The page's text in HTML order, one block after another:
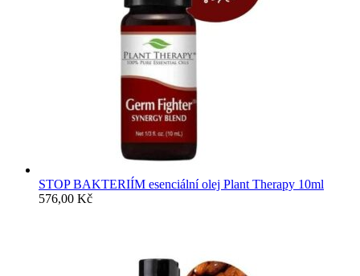
STOP BAKTERIÍM esenciální olej Plant Therapy 10ml
576,00 Kč